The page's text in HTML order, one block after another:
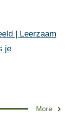
| Leerzaam
je
More